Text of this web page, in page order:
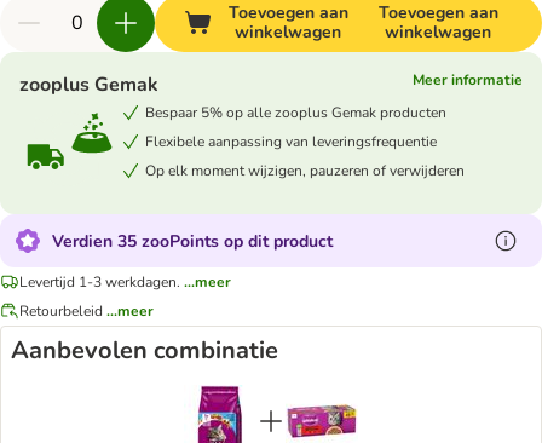
Toevoegen aan
winkelwagen
Toevoegen aan
winkelwagen
zooplus Gemak
Meer informatie
Bespaar 5% op alle zooplus Gemak producten
Flexibele aanpassing van leveringsfrequentie
Op elk moment wijzigen, pauzeren of verwijderen
Verdien 35 zooPoints op dit product
Levertijd 1-3 werkdagen. ...meer
Retourbeleid ...meer
Aanbevolen combinatie